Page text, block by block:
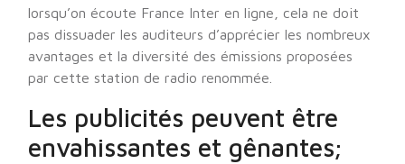
lorsqu’on écoute France Inter en ligne, cela ne doit
pas dissuader les auditeurs d’apprécier les nombreux
avantages et la diversité des émissions proposées
par cette station de radio renommée.
Les publicités peuvent être
envahissantes et gênantes;